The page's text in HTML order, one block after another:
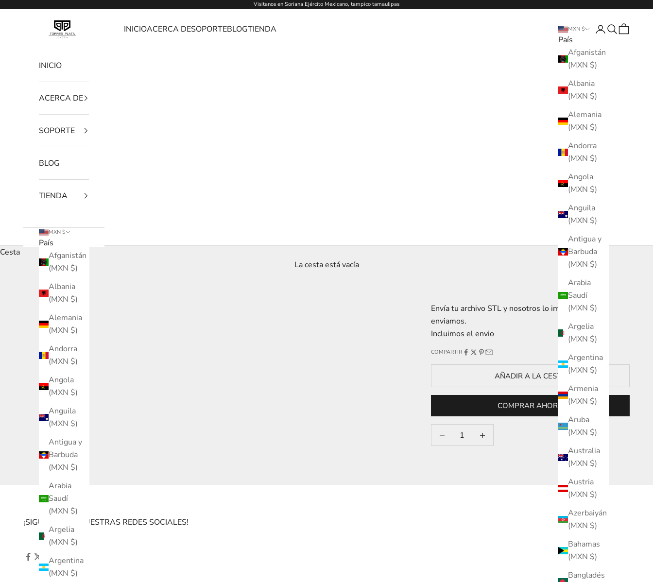
Visitanos en Soriana Ejército Mexicano, tampico tamaulipas
Joyería Torres Plata INICIOACERCA DESOPORTEBLOGTIENDA MXN $
País
Afganistán
(MXN $)
Albania
(MXN $)
Alemania
(MXN $)
Andorra
(MXN $)
Angola
(MXN $)
Anguila
(MXN $)
Antigua y
Barbuda
(MXN $)
Arabia
Saudí
(MXN $)
Argelia
(MXN $)
Argentina
(MXN $)
Armenia
(MXN $)
Aruba
(MXN $)
Australia
(MXN $)
Austria
(MXN $)
Azerbaiyán
(MXN $)
Bahamas
(MXN $)
Bangladés
Abrir página de
AbrirAbrir
INICIO
ACERCA DE
SOPORTE
BLOG
TIENDA
MXN $
País
Afganistán
(MXN $)
Albania
(MXN $)
Alemania
(MXN $)
Andorra
(MXN $)
Angola
(MXN $)
Anguila
(MXN $)
Antigua y
Barbuda
(MXN $)
Arabia
Saudí
(MXN $)
Argelia
(MXN $)
Argentina
(MXN $)
Cesta
La cesta está vacía
Envía tu archivo STL y nosotros lo imprimimos y
enviamos.
Incluimos el envio
COMPARTIR
AÑADIR A LA CESTA
COMPRAR AHORA
Reducir cantidadReducir cantidad
¡SIGUENOS EN NUESTRAS REDES SOCIALES!